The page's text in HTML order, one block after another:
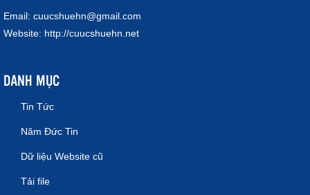
Email: cuucshuehn@gmail.com
Website: http://cuucshuehn.net
DANH MỤC
Tin Tức
Năm Đức Tin
Dữ liệu Website cũ
Tải file